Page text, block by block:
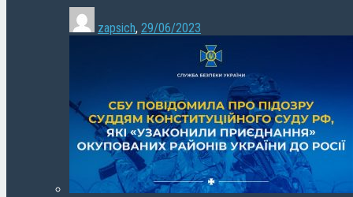
zapsich, 29/06/2023